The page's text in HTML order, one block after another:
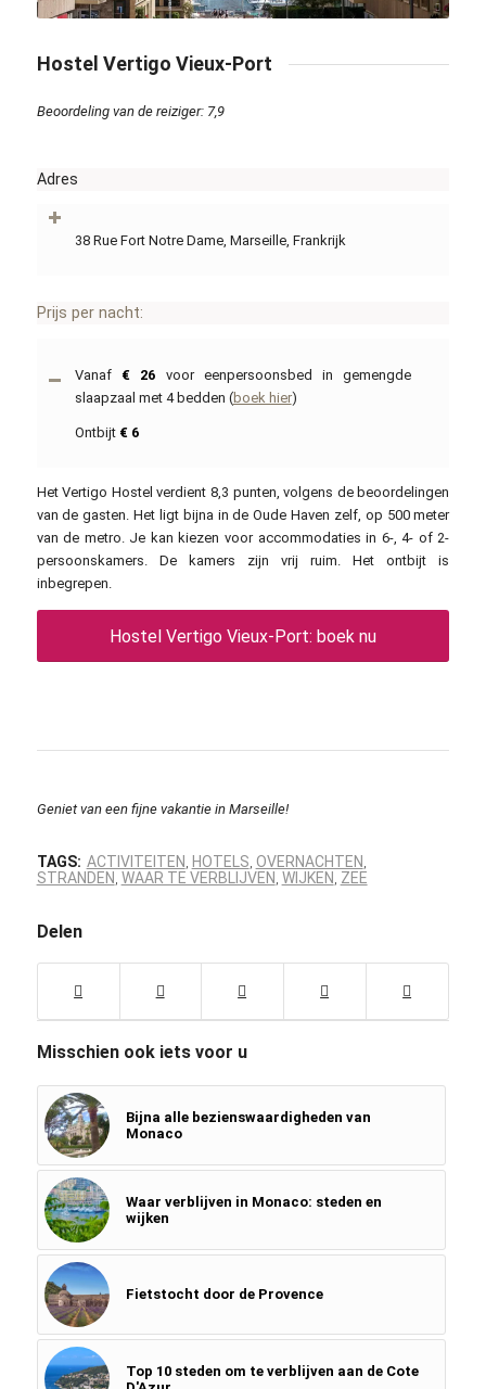
Kevin Decherf / flickr.com / CC BY-SA 2.0
Hostel Vertigo Vieux-Port
Beoordeling van de reiziger: 7,9
Adres
38 Rue Fort Notre Dame, Marseille, Frankrijk
Prijs per nacht:
Vanaf € 26 voor eenpersoonsbed in gemengde
slaapzaal met 4 bedden (boek hier)
Ontbijt € 6
Het Vertigo Hostel verdient 8,3 punten, volgens de beoordelingen
van de gasten. Het ligt bijna in de Oude Haven zelf, op 500 meter
van de metro. Je kan kiezen voor accommodaties in 6-, 4- of 2-
persoonskamers. De kamers zijn vrij ruim. Het ontbijt is
inbegrepen.
Hostel Vertigo Vieux-Port: boek nu
Geniet van een fijne vakantie in Marseille!
TAGS: ACTIVITEITEN HOTELS OVERNACHTEN
STRANDEN WAAR TE VERBLIJVEN WIJKEN ZEE
Delen
Misschien ook iets voor u
Bijna alle bezienswaardigheden van
Monaco
Waar verblijven in Monaco: steden en
wijken
Fietstocht door de Provence
Top 10 steden om te verblijven aan de Cote